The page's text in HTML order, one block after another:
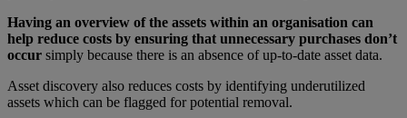
Having an overview of the assets within an organisation can
help reduce costs by ensuring that unnecessary purchases don’t
occur simply because there is an absence of up-to-date asset data.
Asset discovery also reduces costs by identifying underutilized
assets which can be flagged for potential removal.